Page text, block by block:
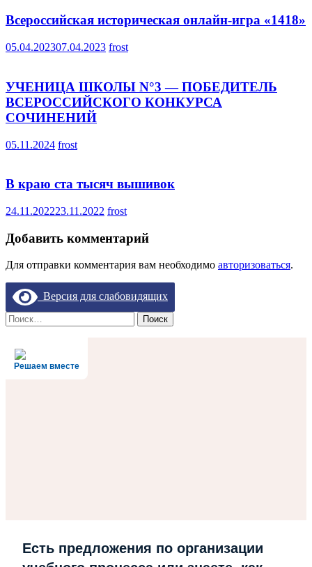
Всероссийская историческая онлайн-игра «1418»
05.04.202307.04.2023 frost
УЧЕНИЦА ШКОЛЫ N°3 — ПОБЕДИТЕЛЬ
ВСЕРОССИЙСКОГО КОНКУРСА
СОЧИНЕНИЙ
05.11.2024 frost
В краю ста тысяч вышивок
24.11.202223.11.2022 frost
Добавить комментарий
Для отправки комментария вам необходимо авторизоваться.
Версия для слабовидящих
Найти:
Решаем вместе
Есть предложения по организации